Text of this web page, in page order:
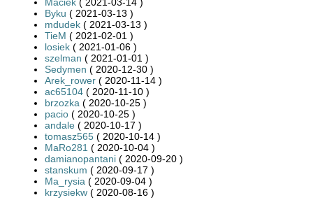
Byku ( 2021-03-13 )
mdudek ( 2021-03-13 )
TieM ( 2021-02-01 )
losiek ( 2021-01-06 )
szelman ( 2021-01-01 )
Sedymen ( 2020-12-30 )
Arek_rower ( 2020-11-14 )
ac65104 ( 2020-11-10 )
brzozka ( 2020-10-25 )
pacio ( 2020-10-25 )
andale ( 2020-10-17 )
tomasz565 ( 2020-10-14 )
MaRo281 ( 2020-10-04 )
damianopantani ( 2020-09-20 )
stanskum ( 2020-09-17 )
Ma_rysia ( 2020-09-04 )
krzysiekw ( 2020-08-16 )